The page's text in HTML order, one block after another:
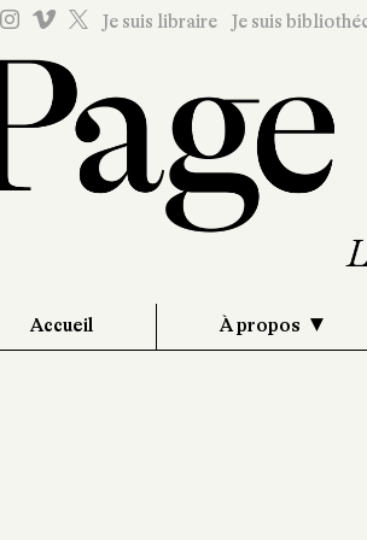
Je suis libraire Je suis
Accueil À propos